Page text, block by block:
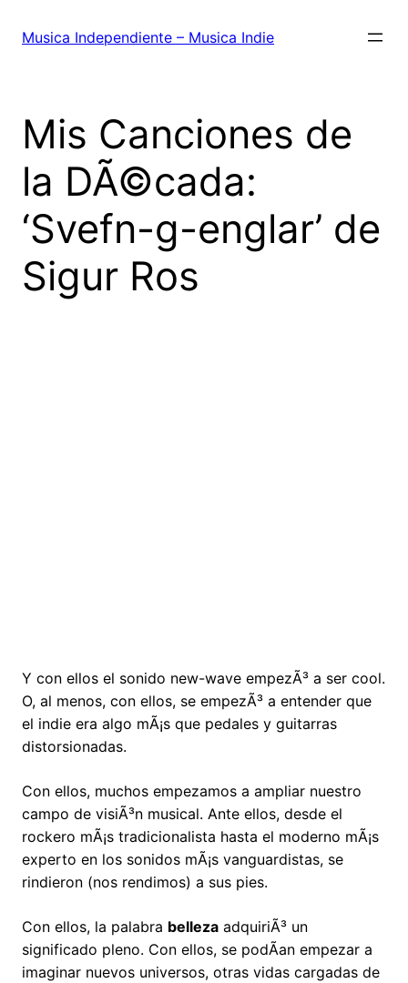
Musica Independiente – Musica Indie
Mis Canciones de
la DÃ©cada:
‘Svefn-g-englar’ de
Sigur Ros
Y con ellos el sonido new-wave empezÃ³ a ser cool.
O, al menos, con ellos, se empezÃ³ a entender que
el indie era algo mÃ¡s que pedales y guitarras
distorsionadas.
Con ellos, muchos empezamos a ampliar nuestro
campo de visiÃ³n musical. Ante ellos, desde el
rockero mÃ¡s tradicionalista hasta el moderno mÃ¡s
experto en los sonidos mÃ¡s vanguardistas, se
rindieron (nos rendimos) a sus pies.
Con ellos, la palabra belleza adquiriÃ³ un
significado pleno. Con ellos, se podÃ­an empezar a
imaginar nuevos universos, otras vidas cargadas de